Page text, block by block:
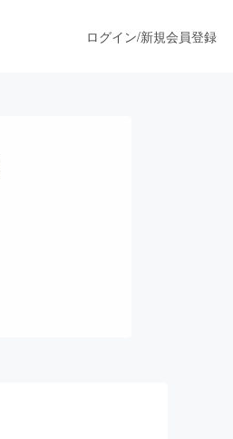
ログイン/新規会員登録